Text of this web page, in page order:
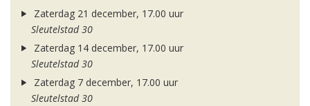
Zaterdag 21 december, 17.00 uur
Sleutelstad 30
Zaterdag 14 december, 17.00 uur
Sleutelstad 30
Zaterdag 7 december, 17.00 uur
Sleutelstad 30